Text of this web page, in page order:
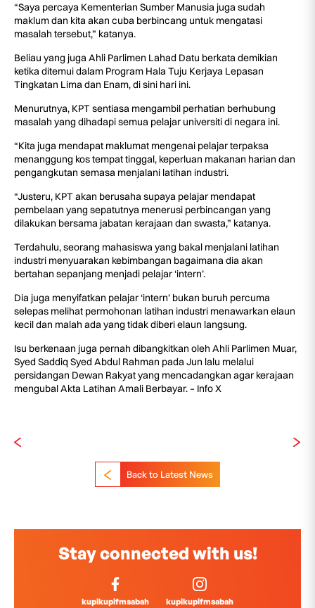
“Saya percaya Kementerian Sumber Manusia juga sudah
maklum dan kita akan cuba berbincang untuk mengatasi
masalah tersebut,” katanya.
Beliau yang juga Ahli Parlimen Lahad Datu berkata demikian
ketika ditemui dalam Program Hala Tuju Kerjaya Lepasan
Tingkatan Lima dan Enam, di sini hari ini.
Menurutnya, KPT sentiasa mengambil perhatian berhubung
masalah yang dihadapi semua pelajar universiti di negara ini.
“Kita juga mendapat maklumat mengenai pelajar terpaksa
menanggung kos tempat tinggal, keperluan makanan harian dan
pengangkutan semasa menjalani latihan industri.
“Justeru, KPT akan berusaha supaya pelajar mendapat
pembelaan yang sepatutnya menerusi perbincangan yang
dilakukan bersama jabatan kerajaan dan swasta,” katanya.
Terdahulu, seorang mahasiswa yang bakal menjalani latihan
industri menyuarakan kebimbangan bagaimana dia akan
bertahan sepanjang menjadi pelajar ‘intern’.
Dia juga menyifatkan pelajar ‘intern’ bukan buruh percuma
selepas melihat permohonan latihan industri menawarkan elaun
kecil dan malah ada yang tidak diberi elaun langsung.
Isu berkenaan juga pernah dibangkitkan oleh Ahli Parlimen Muar,
Syed Saddiq Syed Abdul Rahman pada Jun lalu melalui
persidangan Dewan Rakyat yang mencadangkan agar kerajaan
mengubal Akta Latihan Amali Berbayar. – Info X
Back to Latest News
Stay connected with us!
kupikupifmsabah kupikupifmsabah